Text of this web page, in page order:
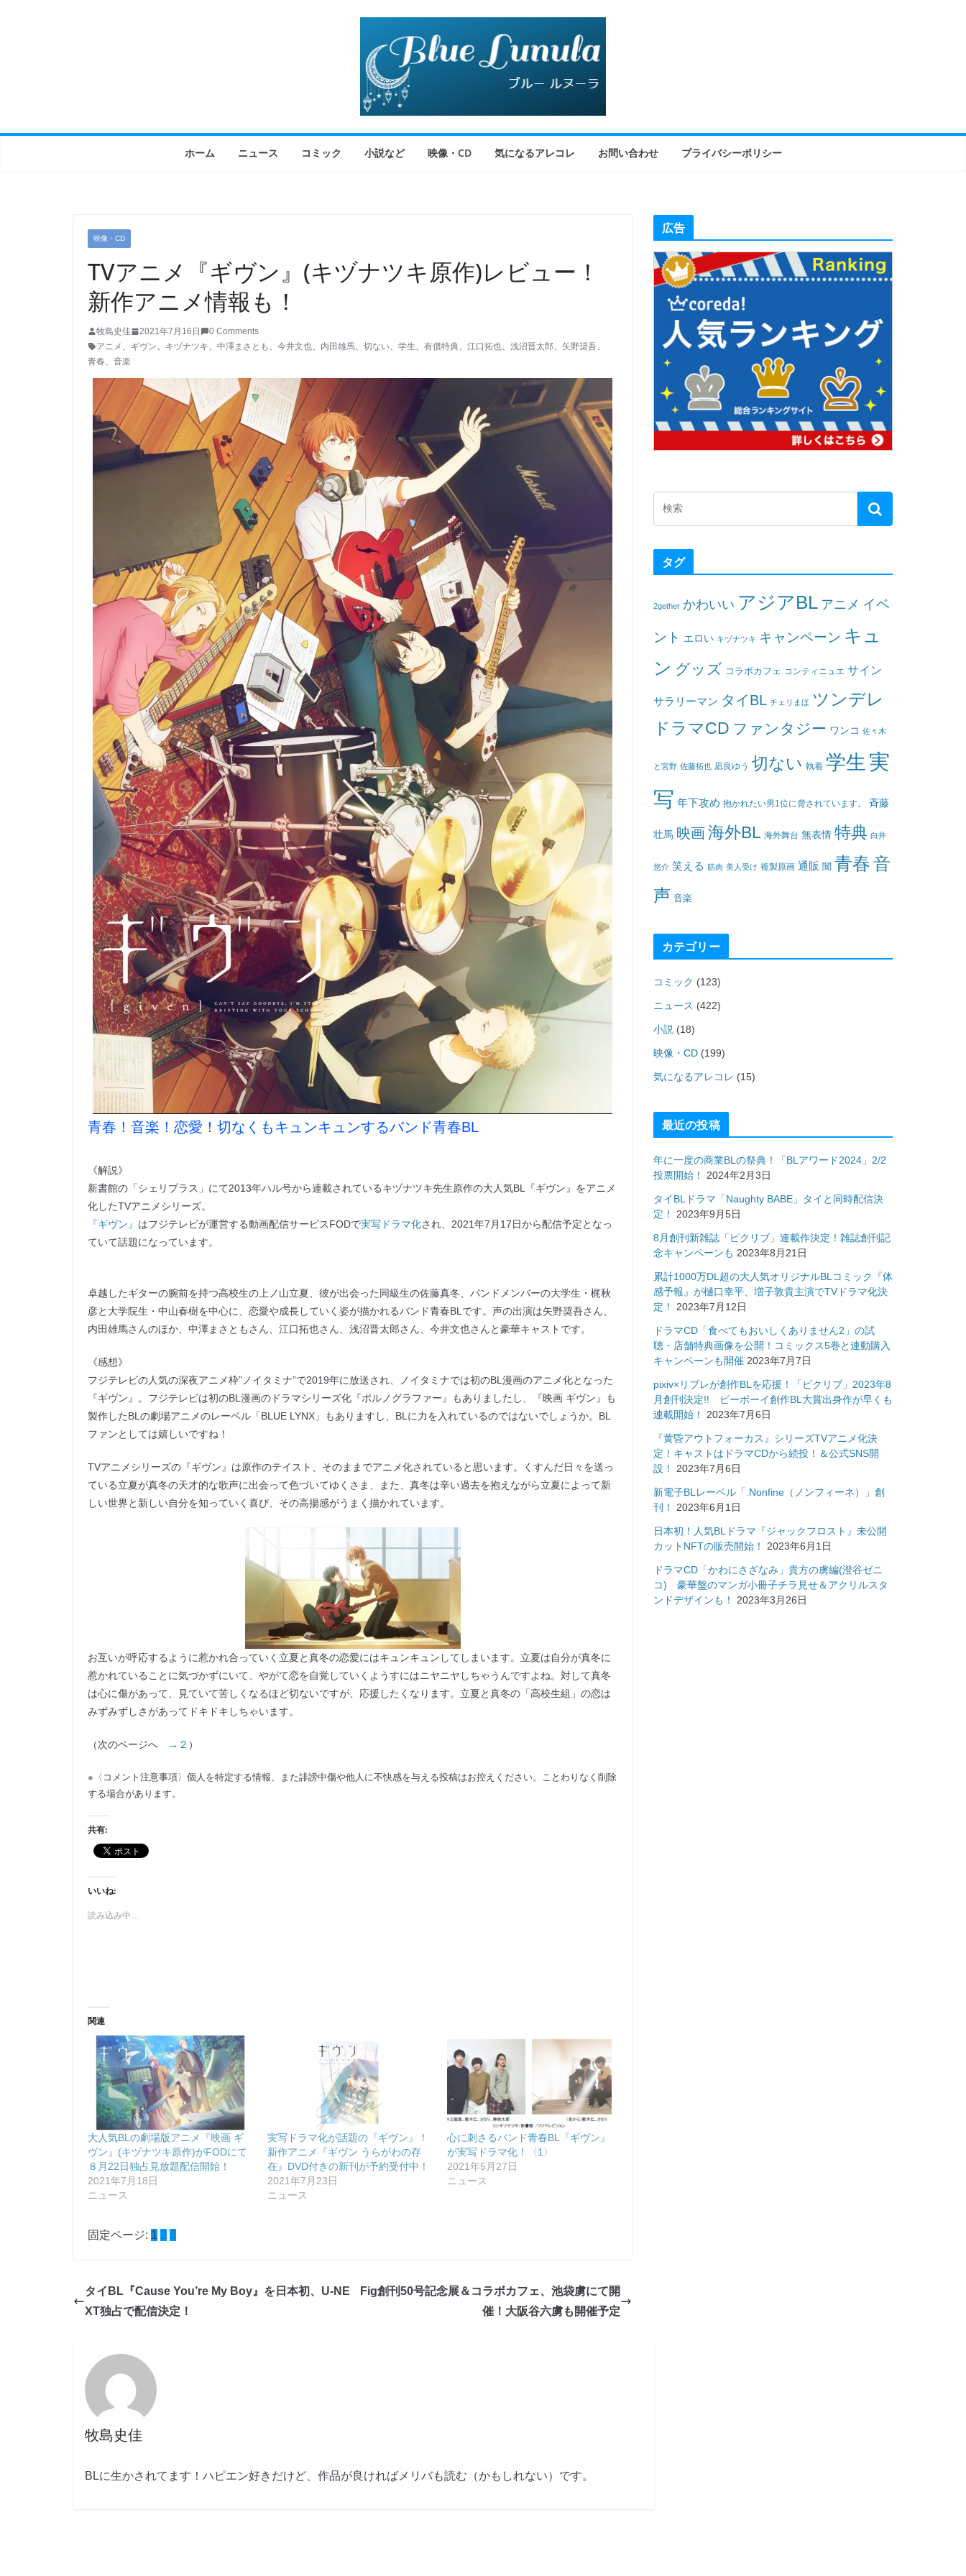
ホーム ニュース コミック 小説など 映像・CD 気になるアレコレ お問い合わせ プライバシーポリシー
映像・CD
TVアニメ『ギヴン』(キヅナツキ原作)レビュー！
新作アニメ情報も！
牧島史佳 2021年7月16日
0 Comments
アニメ
ギヴン キヅナツキ 中澤まさとも 今井文也 内田雄馬 切ない 学生 有償特典 江口拓也 浅沼晋太郎 矢野奨吾
青春
音楽
青春！音楽！恋愛！切なくもキュンキュンするバンド青春BL
《解説》
新書館の「シェリプラス」にて2013年ハル号から連載されているキヅナツキ先生原作の大人気BL『ギヴン』をアニメ
化したTVアニメシリーズ。
『ギヴン』 はフジテレビが運営する動画配信サービスFODで実写ドラマ化され、2021年7月17日から配信予定となっ
ていて話題になっています。
卓越したギターの腕前を持つ高校生の上ノ山立夏、彼が出会った同級生の佐藤真冬、バンドメンバーの大学生・梶秋
彦と大学院生・中山春樹を中心に、恋愛や成長していく姿が描かれるバンド青春BLです。声の出演は矢野奨吾さん、
内田雄馬さんのほか、中澤まさともさん、江口拓也さん、浅沼晋太郎さん、今井文也さんと豪華キャストです。
《感想》
フジテレビの人気の深夜アニメ枠”ノイタミナ”で2019年に放送され、ノイタミナでは初のBL漫画のアニメ化となった
『ギヴン』。フジテレビは初のBL漫画のドラマシリーズ化『ポルノグラファー』もありましたし、『映画 ギヴン』も
製作したBLの劇場アニメのレーベル「BLUE LYNX」もありますし、BLに力を入れているのではないでしょうか。BL
ファンとしては嬉しいですね！
TVアニメシリーズの『ギヴン』は原作のテイスト、そのままでアニメ化されていると思います。くすんだ日々を送っ
ている立夏が真冬の天才的な歌声に出会って色づいてゆくさま、また、真冬は辛い過去を抱えながら立夏によって新
しい世界と新しい自分を知っていく喜び、その高揚感がうまく描かれています。
お互いが呼応するように惹かれ合っていく立夏と真冬の恋愛にはキュンキュンしてしまいます。立夏は自分が真冬に
惹かれていることに気づかずにいて、やがて恋を自覚していくようすにはニヤニヤしちゃうんですよね。対して真冬
は心に傷があって、見ていて苦しくなるほど切ないですが、応援したくなります。立夏と真冬の「高校生組」の恋は
みずみずしさがあってドキドキしちゃいます。
（次のページへ →２ ）
※〈コメント注意事項〉個人を特定する情報、また誹謗中傷や他人に不快感を与える投稿はお控えください。ことわりなく削除
する場合があります。
共有:
いいね:
読み込み中…
関連
大人気BLの劇場版アニメ『映画 ギ
ヴン』(キヅナツキ原作)がFODにて
８月22日独占見放題配信開始！
2021年7月18日
ニュース
実写ドラマ化が話題の『ギヴン』！
新作アニメ『ギヴン うらがわの存
在』DVD付きの新刊が予約受付中！
2021年7月23日
ニュース
心に刺さるバンド青春BL『ギヴン』
が実写ドラマ化！〈1〉
2021年5月27日
ニュース
固定ページ: 1 2 3
タイBL『Cause You’re My Boy』を日本初、U-NE
XT独占で配信決定！
Fig創刊50号記念展＆コラボカフェ、池袋虜にて開
催！大阪谷六虜も開催予定
牧島史佳
BLに生かされてます！ハピエン好きだけど、作品が良ければメリバも読む（かもしれない）です。
広告
タグ
2gether かわいい アジアBL アニメ イベ
ント エロい キヅナツキ キャンペーン キュ
ン グッズ コラボカフェ コンティニュエ サイン
サラリーマン タイBL チェリまほ ツンデレ
ドラマCD ファンタジー ワンコ 佐々木
と宮野 佐藤拓也 凪良ゆう 切ない 執着 学生 実
写 年下攻め 抱かれたい男1位に脅されています。 斉藤
壮馬 映画海外BL 海外舞台 無表情 特典 白井
悠介 笑える 筋肉 美人受け 複製原画 通販 闇 青春音
声 音楽
カテゴリー
コミック (123)
ニュース (422)
小説 (18)
映像・CD (199)
気になるアレコレ (15)
最近の投稿
年に一度の商業BLの祭典！「BLアワード2024」2/2
投票開始！
2024年2月3日
タイBLドラマ「Naughty BABE」タイと同時配信決
定！
2023年9月5日
8月創刊新雑誌「ピクリブ」連載作決定！雑誌創刊記
念キャンペーンも 2023年8月21日
累計1000万DL超の大人気オリジナルBLコミック『体
感予報』が樋口幸平、増子敦貴主演でTVドラマ化決
定！
2023年7月12日
ドラマCD「食べてもおいしくありません2」の試
聴・店舗特典画像を公開！コミックス5巻と連動購入
キャンペーンも開催 2023年7月7日
pixiv×リブレが創作BLを応援！「ピクリブ」2023年8
月創刊決定!! ビーボーイ創作BL大賞出身作が早くも
連載開始！
2023年7月6日
『黄昏アウトフォーカス』シリーズTVアニメ化決
定！キャストはドラマCDから続投！＆公式SNS開
設！
2023年7月6日
新電子BLレーベル「.Nonfine（ノンフィーネ）」創
刊！
2023年6月1日
日本初！人気BLドラマ『ジャックフロスト』未公開
カットNFTの販売開始！
2023年6月1日
ドラマCD「かわにさざなみ」貴方の虜編(澄谷ゼニ
コ) 豪華盤のマンガ小冊子チラ見せ＆アクリルスタ
ンドデザインも！
2023年3月26日